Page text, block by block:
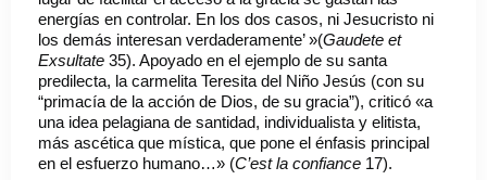
energías en controlar. En los dos casos, ni Jesucristo ni
los demás interesan verdaderamente’ »(Gaudete et
Exsultate 35). Apoyado en el ejemplo de su santa
predilecta, la carmelita Teresita del Niño Jesús (con su
“primacía de la acción de Dios, de su gracia”), criticó «a
una idea pelagiana de santidad, individualista y elitista,
más ascética que mística, que pone el énfasis principal
en el esfuerzo humano…» (C’est la confiance 17).